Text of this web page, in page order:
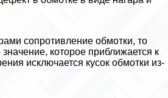
сопротивление обмотки, то
которое приближается к
исключается кусок обмотки из-